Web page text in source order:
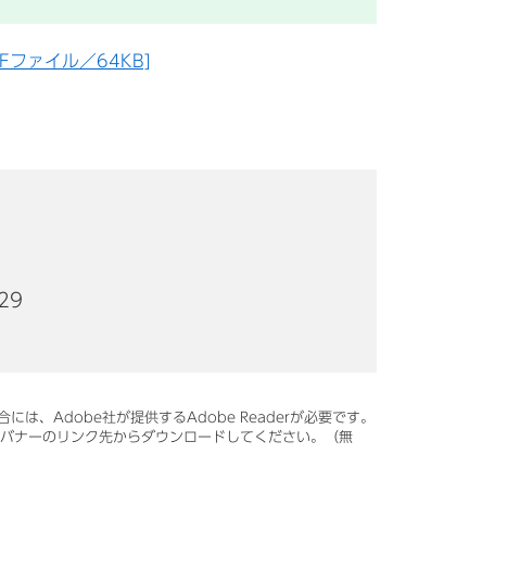
ァイル／64KB]
には、Adobe社が提供するAdobe Readerが必要です。
ーのリンク先からダウンロードしてください。（無